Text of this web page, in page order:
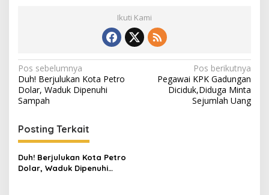
Ikuti Kami
N
a
v
i
g
a
s
Pos sebelumnya
Duh! Berjulukan Kota Petro
Dolar, Waduk Dipenuhi
Sampah
Pos berikutnya
Pegawai KPK Gadungan
Diciduk,Diduga Minta
Sejumlah Uang
Posting Terkait
Duh! Berjulukan Kota Petro
Dolar, Waduk Dipenuhi